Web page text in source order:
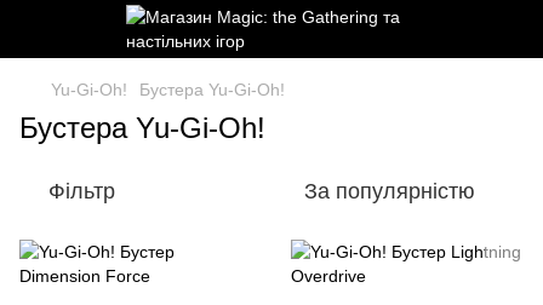
Yu-Gi-Oh! Бустера Yu-Gi-Oh!
Бустера Yu-Gi-Oh!
Фільтр За популярністю